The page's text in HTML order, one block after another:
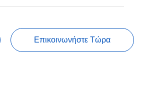
Επικοινωνήστε Τώρα